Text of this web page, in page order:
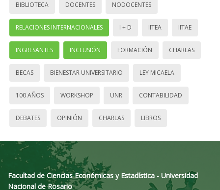
BIBLIOTECA DOCENTES NODOCENTES
RELACIONES INTERNACIONALES I + D IITEA IITAE
INGRESANTES INCLUSIÓN FORMACIÓN CHARLAS
BECAS BIENESTAR UNIVERSITARIO LEY MICAELA
100 AÑOS WORKSHOP UNR CONTABILIDAD
DEBATES OPINIÓN CHARLAS LIBROS
Facultad de Ciencias Económicas y Estadística - Universidad
Nacional de Rosario